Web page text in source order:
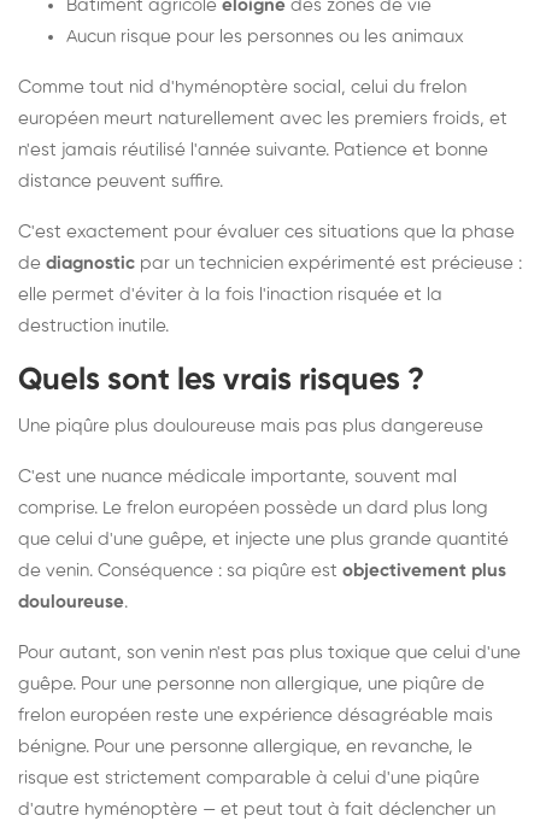
Bâtiment agricole éloigné des zones de vie
Aucun risque pour les personnes ou les animaux
Comme tout nid d'hyménoptère social, celui du frelon
européen meurt naturellement avec les premiers froids, et
n'est jamais réutilisé l'année suivante. Patience et bonne
distance peuvent suffire.
C'est exactement pour évaluer ces situations que la phase
de diagnostic par un technicien expérimenté est précieuse :
elle permet d'éviter à la fois l'inaction risquée et la
destruction inutile.
Quels sont les vrais risques ?
Une piqûre plus douloureuse mais pas plus dangereuse
C'est une nuance médicale importante, souvent mal
comprise. Le frelon européen possède un dard plus long
que celui d'une guêpe, et injecte une plus grande quantité
de venin. Conséquence : sa piqûre est objectivement plus
douloureuse.
Pour autant, son venin n'est pas plus toxique que celui d'une
guêpe. Pour une personne non allergique, une piqûre de
frelon européen reste une expérience désagréable mais
bénigne. Pour une personne allergique, en revanche, le
risque est strictement comparable à celui d'une piqûre
d'autre hyménoptère — et peut tout à fait déclencher un